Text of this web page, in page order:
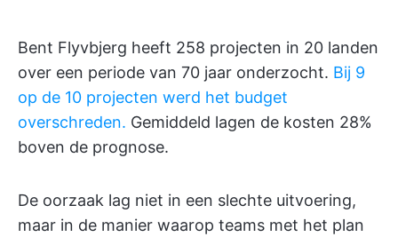
Bent Flyvbjerg heeft 258 projecten in 20 landen
over een periode van 70 jaar onderzocht. Bij 9
op de 10 projecten werd het budget
overschreden. Gemiddeld lagen de kosten 28%
boven de prognose.
De oorzaak lag niet in een slechte uitvoering,
maar in de manier waarop teams met het plan